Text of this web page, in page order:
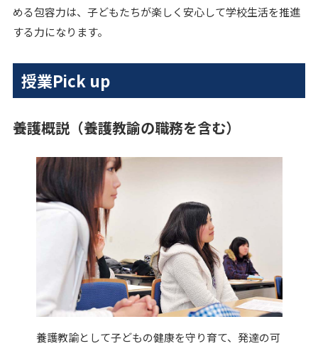
める包容力は、子どもたちが楽しく安心して学校生活を推進
する力になります。
授業Pick up
養護概説（養護教諭の職務を含む）
養護教諭として子どもの健康を守り育て、発達の可